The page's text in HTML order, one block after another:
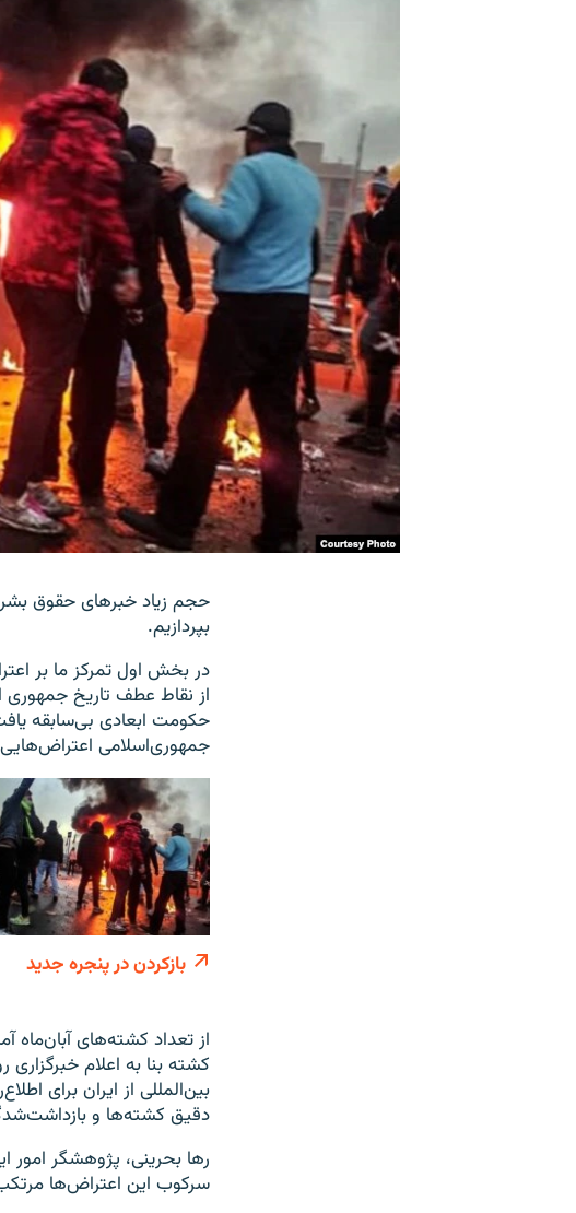
حجم زیاد خبرهای حقوق
بپردازیم.
از نقاط عطف تاریخ جمهوری
حکومت ابعادی بی‌سابقه
جمهوری‌اسلامی
بازکردن در پنجره جدید
کشته بنا به اعلام
بین‌المللی از ایران برای
دقیق کشته‌ها و
رها بحرینی، پژوهشگر امور
سرکوب این اعتراض‌ها